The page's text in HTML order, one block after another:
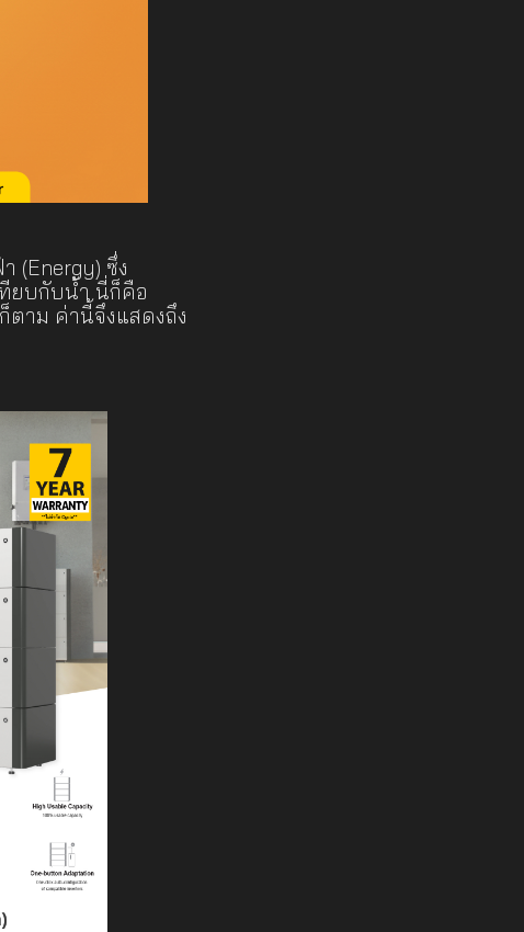
(Energy) ซึ่ง
ทียบกับน้ำ นี่ก็คือ
ตาม ค่านี้จึงแสดงถึง